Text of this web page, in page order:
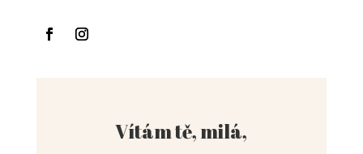
Vítám tě, milá,